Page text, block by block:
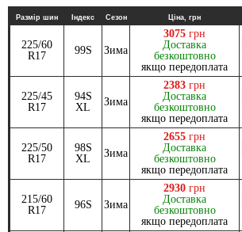
Размір шин Індекс Сезон Ціна, грн
225/60
R17
99S Зима
3075 грн
Доставка
безкоштовно
якщо передоплата
225/45
R17
94S
XL
Зима
2383 грн
Доставка
безкоштовно
якщо передоплата
225/50
R17
98S
XL
Зима
2655 грн
Доставка
безкоштовно
якщо передоплата
215/60
R17
96S Зима
2930 грн
Доставка
безкоштовно
якщо передоплата